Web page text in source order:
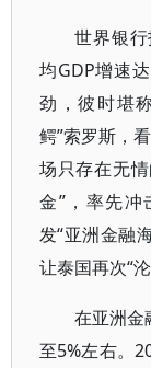
世界银
均GDP增速
劲，彼时堪
鳄”索罗斯，
场只存在无
金”，率先冲
发“亚洲金融
让泰国再次“
在亚洲金
至5%左右。